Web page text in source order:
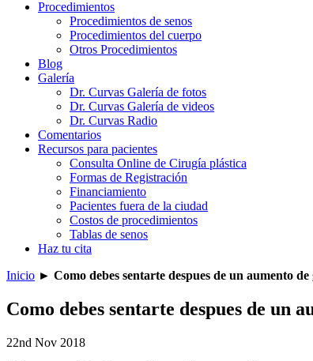
Procedimientos
Procedimientos de senos
Procedimientos del cuerpo
Otros Procedimientos
Blog
Galería
Dr. Curvas Galería de fotos
Dr. Curvas Galería de videos
Dr. Curvas Radio
Comentarios
Recursos para pacientes
Consulta Online de Cirugía plástica
Formas de Registración
Financiamiento
Pacientes fuera de la ciudad
Costos de procedimientos
Tablas de senos
Haz tu cita
Inicio ► Como debes sentarte despues de un aumento de
Como debes sentarte despues de un
22nd Nov 2018